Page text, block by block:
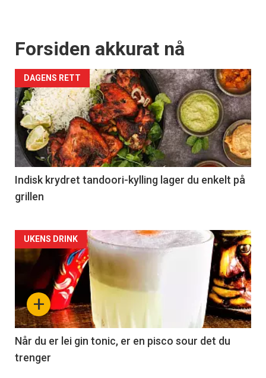
Forsiden akkurat nå
DAGENS RETT
Indisk krydret tandoori-kylling lager du enkelt på
grillen
Forsiden
akkurat
nå
-
2
+
UKENS DRINK
Når du er lei gin tonic, er en pisco sour det du
trenger